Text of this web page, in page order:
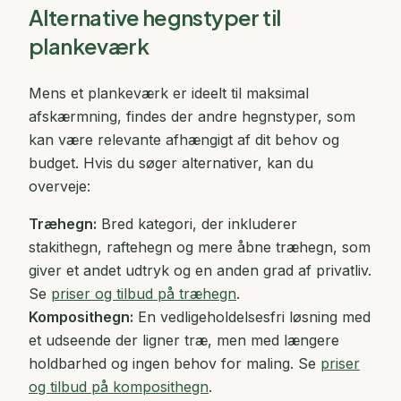
Alternative hegnstyper til
plankeværk
Mens et plankeværk er ideelt til maksimal
afskærmning, findes der andre hegnstyper, som
kan være relevante afhængigt af dit behov og
budget. Hvis du søger alternativer, kan du
overveje:
Træhegn: Bred kategori, der inkluderer
stakithegn, raftehegn og mere åbne træhegn, som
giver et andet udtryk og en anden grad af privatliv.
Se priser og tilbud på træhegn.
Komposithegn: En vedligeholdelsesfri løsning med
et udseende der ligner træ, men med længere
holdbarhed og ingen behov for maling. Se priser
og tilbud på komposithegn.